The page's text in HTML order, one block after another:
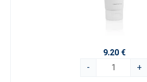
9.20 €
-
+